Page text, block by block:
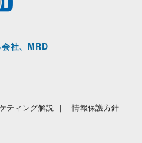
社、MRD
ティング解説 ｜ 情報保護方針 ｜